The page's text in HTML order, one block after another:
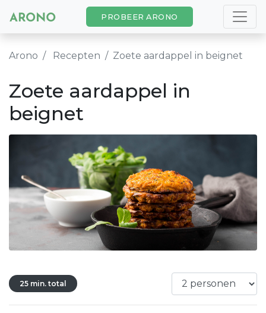
PROBEER ARONO
Arono Recepten Zoete aardappel in beignet
Zoete aardappel in
beignet
25 min. total